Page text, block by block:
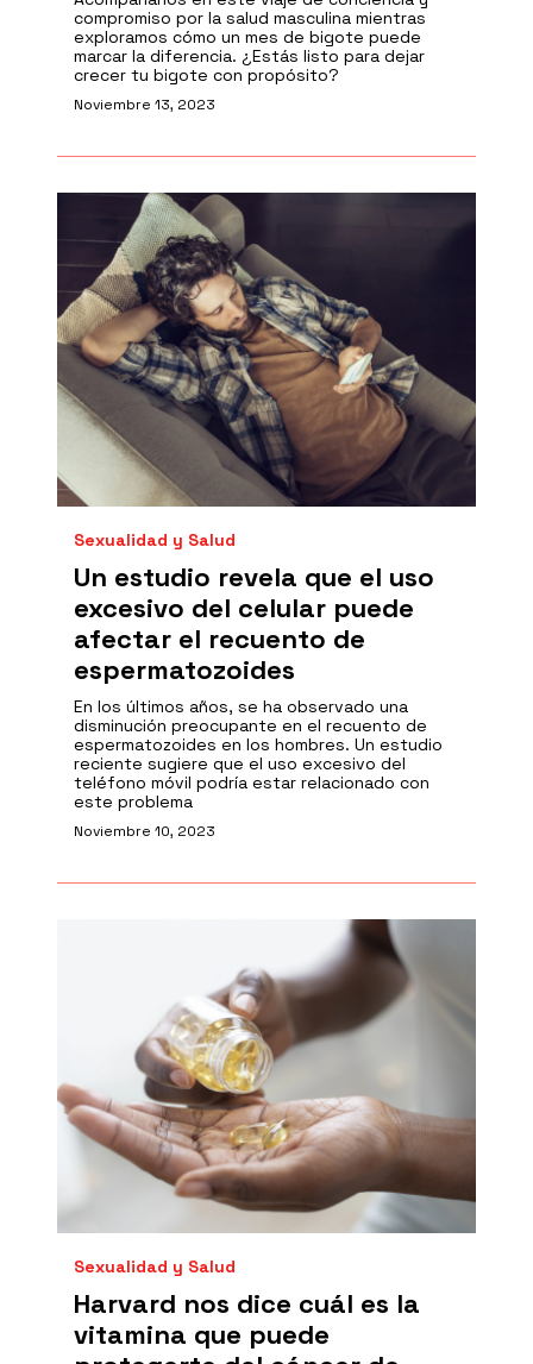
compromiso por la salud masculina mientras
exploramos cómo un mes de bigote puede
marcar la diferencia. ¿Estás listo para dejar
crecer tu bigote con propósito?
Noviembre 13, 2023
Sexualidad y Salud
Un estudio revela que el uso
excesivo del celular puede
afectar el recuento de
espermatozoides
En los últimos años, se ha observado una
disminución preocupante en el recuento de
espermatozoides en los hombres. Un estudio
reciente sugiere que el uso excesivo del
teléfono móvil podría estar relacionado con
este problema
Noviembre 10, 2023
Sexualidad y Salud
Harvard nos dice cuál es la
vitamina que puede